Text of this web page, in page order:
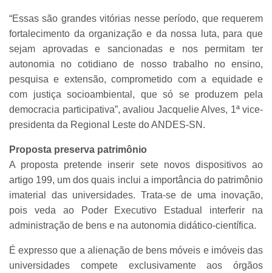
“Essas são grandes vitórias nesse período, que requerem
fortalecimento da organização e da nossa luta, para que
sejam aprovadas e sancionadas e nos permitam ter
autonomia no cotidiano de nosso trabalho no ensino,
pesquisa e extensão, comprometido com a equidade e
com justiça socioambiental, que só se produzem pela
democracia participativa”, avaliou Jacquelie Alves, 1ª vice-
presidenta da Regional Leste do ANDES-SN.
Proposta preserva patrimônio
A proposta pretende inserir sete novos dispositivos ao
artigo 199, um dos quais inclui a importância do patrimônio
imaterial das universidades. Trata-se de uma inovação,
pois veda ao Poder Executivo Estadual interferir na
administração de bens e na autonomia didático-científica.
É expresso que a alienação de bens móveis e imóveis das
universidades compete exclusivamente aos órgãos